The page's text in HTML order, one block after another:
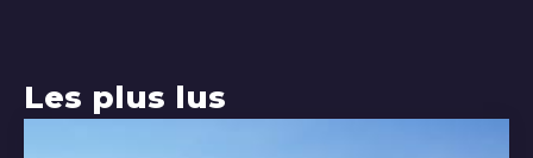
Les plus lus